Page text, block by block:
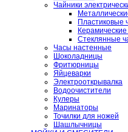
Чайники
Пластиковые
Керамические
Стеклянные
Часы настенные
Шоколадницы
Фритюрницы
Яйцеварки
Электрооткрывалка
Водоочистители
Кулеры
Маринаторы
Точилки для ножей
Шашлычницы